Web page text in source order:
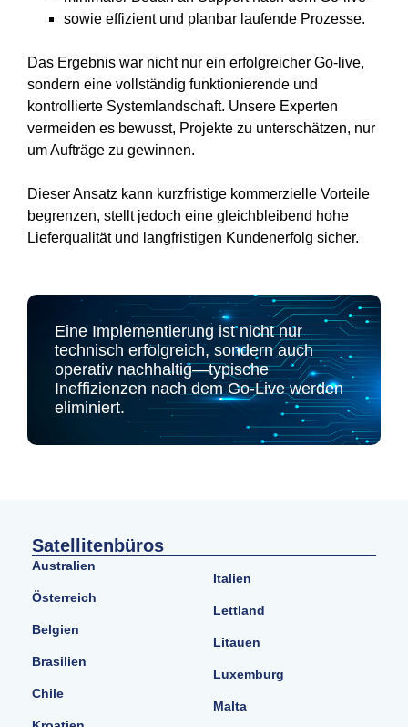
sowie effizient und planbar laufende Prozesse.
Das Ergebnis war nicht nur ein erfolgreicher Go-live,
sondern eine vollständig funktionierende und
kontrollierte Systemlandschaft. Unsere Experten
vermeiden es bewusst, Projekte zu unterschätzen, nur
um Aufträge zu gewinnen.
Dieser Ansatz kann kurzfristige kommerzielle Vorteile
begrenzen, stellt jedoch eine gleichbleibend hohe
Lieferqualität und langfristigen Kundenerfolg sicher.
Eine Implementierung ist nicht nur
technisch erfolgreich, sondern auch
operativ nachhaltig—typische
Ineffizienzen nach dem Go-Live werden
eliminiert.
Satellitenbüros
Australien
Österreich
Belgien
Brasilien
Chile
Italien
Lettland
Litauen
Luxemburg
Malta